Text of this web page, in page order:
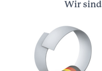
Wir